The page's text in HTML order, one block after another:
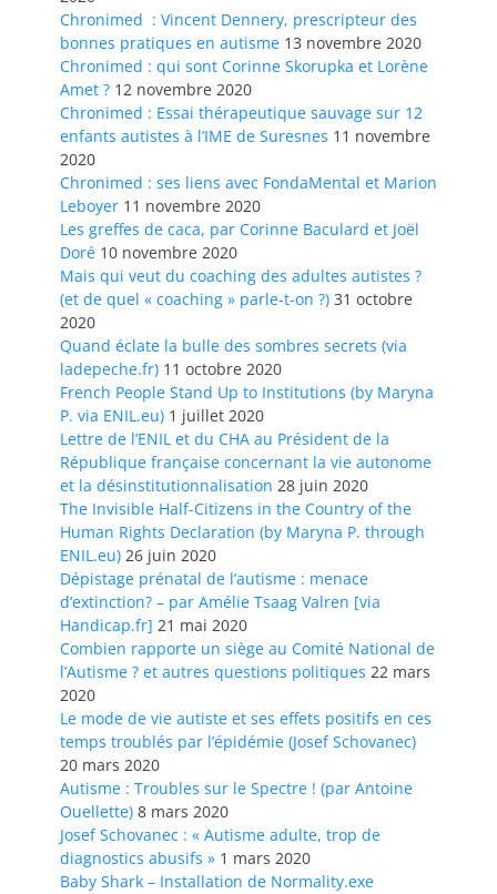
Chronimed : Vincent Dennery, prescripteur des
bonnes pratiques en autisme 13 novembre 2020
Chronimed : qui sont Corinne Skorupka et Lorène
Amet ? 12 novembre 2020
Chronimed : Essai thérapeutique sauvage sur 12
enfants autistes à l’IME de Suresnes 11 novembre
2020
Chronimed : ses liens avec FondaMental et Marion
Leboyer 11 novembre 2020
Les greffes de caca, par Corinne Baculard et Joël
Doré 10 novembre 2020
Mais qui veut du coaching des adultes autistes ?
(et de quel « coaching » parle-t-on ?) 31 octobre
2020
Quand éclate la bulle des sombres secrets (via
ladepeche.fr) 11 octobre 2020
French People Stand Up to Institutions (by Maryna
P. via ENIL.eu) 1 juillet 2020
Lettre de l’ENIL et du CHA au Président de la
République française concernant la vie autonome
et la désinstitutionnalisation 28 juin 2020
The Invisible Half-Citizens in the Country of the
Human Rights Declaration (by Maryna P. through
ENIL.eu) 26 juin 2020
Dépistage prénatal de l’autisme : menace
d’extinction? – par Amélie Tsaag Valren [via
Handicap.fr] 21 mai 2020
Combien rapporte un siège au Comité National de
l’Autisme ? et autres questions politiques 22 mars
2020
Le mode de vie autiste et ses effets positifs en ces
temps troublés par l’épidémie (Josef Schovanec)
20 mars 2020
Autisme : Troubles sur le Spectre ! (par Antoine
Ouellette) 8 mars 2020
Josef Schovanec : « Autisme adulte, trop de
diagnostics abusifs » 1 mars 2020
Baby Shark – Installation de Normality.exe